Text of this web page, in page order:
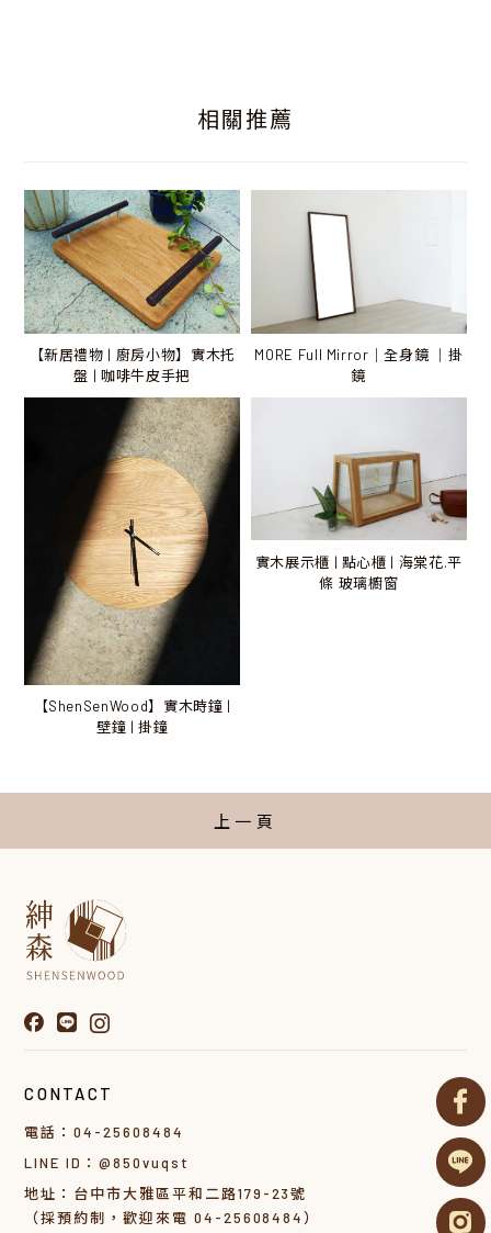
【新居禮物 | 廚房小物】實木托
盤 | 咖啡牛皮手把
MORE Full Mirror｜全身鏡 ｜掛
鏡
【ShenSenWood】實木時鐘 |
壁鐘 | 掛鐘
實木展示櫃 | 點心櫃 | 海棠花.平
條 玻璃櫥窗
上一頁
CONTACT
電話：04-25608484
LINE ID：@850vuqst
地址：台中市大雅區平和二路179-23號
（採預約制，歡迎來電 04-25608484）